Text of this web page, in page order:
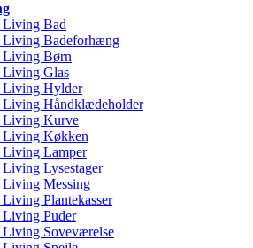
Living Bad
Living Badeforhæng
Living Børn
Living Glas
Living Hylder
Living Håndklædeholder
Living Kurve
Living Køkken
Living Lamper
Living Lysestager
Living Messing
Plantekasser
Living Puder
Living Soveværelse